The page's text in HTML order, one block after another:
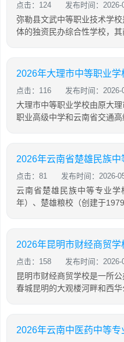
点击：124 发布时间：2026-
弥勒县文武中等职业技术学
体的独资民办综合性学校，
点击：116 发布时间：2026-
大理市中等职业学校由原大
职业高级中学和云南省交通
点击：81 发布时间：2026-
云南省楚雄民族中等专业
年）、楚雄粮校（创建于
点击：158 发布时间：2026-
昆明市财经商贸学校是一所
春城昆明的大观楼河畔和西